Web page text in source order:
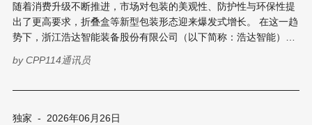
随着消费升级不断推进，市场对包装的美观性、防护性与环保性提
出了更高要求，折叠盒等新型包装形态迎来爆发式增长。 在这一趋
势下，浙江浩达智能装备股份有限公司（以下简称：浩达智能）凭
步一个脚印，成长为全自动封面机领域的行业标杆。 近日，笔者走
以专注的姿态和精益求精的精神书写着属于浩达智能的传说。 01十
byCPP114通讯员
独家 - 2026年06月26日